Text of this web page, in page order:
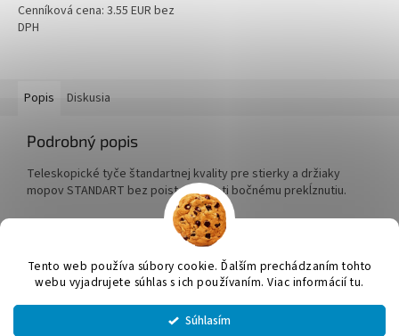
Tento web používa súbory cookie. Ďalším prechádzaním tohto
webu vyjadrujete súhlas s ich používaním. Viac informácií tu.
Súhlasím
Cenníková cena: 3.55 EUR bez
DPH
Popis Diskusia
Podrobný popis
Teleskopické tyče štandartnej kvality pre stierky a držiaky
mopov STANDART bez poistenia proti bočnému prekĺznutiu.
Vytvoril Shoptet
JUMICOL, s.r.o.